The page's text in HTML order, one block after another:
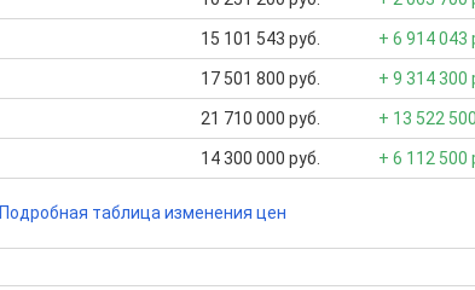
15 101 543 руб. + 6 914 043
17 501 800 руб. + 9 314 300
21 710 000 руб. + 13 522
14 300 000 руб. + 6 112 500
Подробная таблица изменения цен